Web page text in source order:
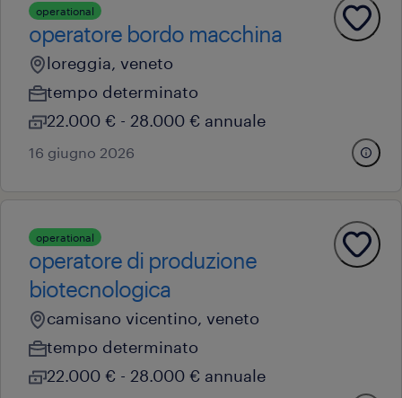
operational
operatore bordo macchina
loreggia, veneto
tempo determinato
22.000 € - 28.000 € annuale
16 giugno 2026
operational
operatore di produzione
biotecnologica
camisano vicentino, veneto
tempo determinato
22.000 € - 28.000 € annuale